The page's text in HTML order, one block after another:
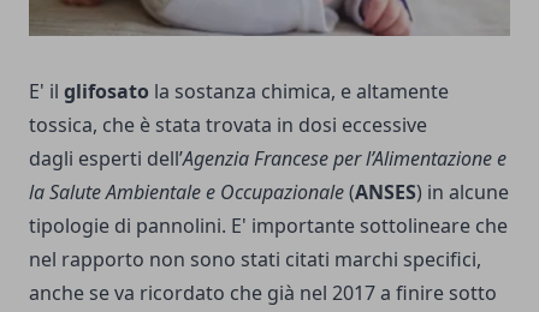
E' il glifosato la sostanza chimica, e altamente
tossica, che è stata trovata in dosi eccessive
dagli esperti dell’Agenzia Francese per l’Alimentazione e
la Salute Ambientale e Occupazionale(ANSES) in alcune
tipologie di pannolini. E' importante sottolineare che
nel rapporto non sono stati citati marchi specifici,
anche se va ricordato che già nel 2017 a finire sotto